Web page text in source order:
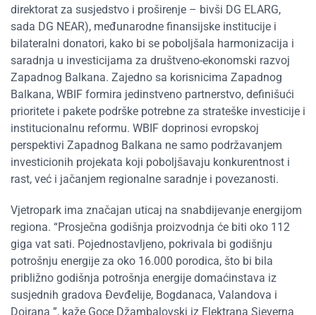
direktorat za susjedstvo i proširenje – bivši DG ELARG,
sada DG NEAR), međunarodne finansijske institucije i
bilateralni donatori, kako bi se poboljšala harmonizacija i
saradnja u investicijama za društveno-ekonomski razvoj
Zapadnog Balkana. Zajedno sa korisnicima Zapadnog
Balkana, WBIF formira jedinstveno partnerstvo, definišući
prioritete i pakete podrške potrebne za strateške investicije i
institucionalnu reformu. WBIF doprinosi evropskoj
perspektivi Zapadnog Balkana ne samo podržavanjem
investicionih projekata koji poboljšavaju konkurentnost i
rast, već i jačanjem regionalne saradnje i povezanosti.
Vjetropark ima značajan uticaj na snabdijevanje energijom
regiona. “Prosječna godišnja proizvodnja će biti oko 112
giga vat sati. Pojednostavljeno, pokrivala bi godišnju
potrošnju energije za oko 16.000 porodica, što bi bila
približno godišnja potrošnja energije domaćinstava iz
susjednih gradova Đevđelije, Bogdanaca, Valandova i
Dojrana ”, kaže Goce Džambalovski iz Elektrana Sjeverna